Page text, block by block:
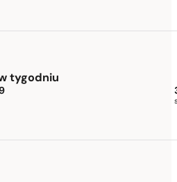
tygodniu